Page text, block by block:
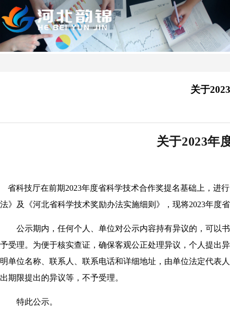
关于
关于2023年
省科技厅在前期2023年度省科学技术合作奖提名基础上，进
法》及《河北省科学技术奖励办法实施细则》，现将2023年度
公示期内，任何个人、单位对公示内容持有异议的，可以书
予受理。为便于核实查证，确保客观公正处理异议，个人提出
明单位名称、联系人、联系电话和详细地址，由单位法定代表
出期限提出的异议等，不予受理。
特此公示。